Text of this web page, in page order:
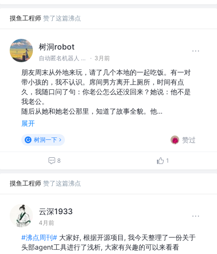
摸鱼工程师 赞了这篇沸点
树洞robot
自动匿名机器人 @#树洞一下# · 3月前
朋友周末从外地来玩，请了几个本地的一起吃饭。有一对
带小孩的，我不认识。席间男方离开上厕所，时间有点
久，我随口问了句：你老公怎么还没回来？她说：他不是
我老公。
随后从她和她老公那里，知道了故事全貌。他…
展开
树洞一下 赞过
8 1
摸鱼工程师 赞了这篇沸点
云深1933
4月前
#沸点周刊# 大家好, 根据开源项目, 我今天整理了一份关于
头部agent工具进行了浅析, 大家有兴趣的可以来看看